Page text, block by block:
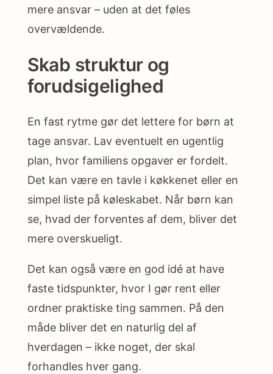
mere ansvar – uden at det føles
overvældende.
Skab struktur og
forudsigelighed
En fast rytme gør det lettere for børn at
tage ansvar. Lav eventuelt en ugentlig
plan, hvor familiens opgaver er fordelt.
Det kan være en tavle i køkkenet eller en
simpel liste på køleskabet. Når børn kan
se, hvad der forventes af dem, bliver det
mere overskueligt.
Det kan også være en god idé at have
faste tidspunkter, hvor I gør rent eller
ordner praktiske ting sammen. På den
måde bliver det en naturlig del af
hverdagen – ikke noget, der skal
forhandles hver gang.